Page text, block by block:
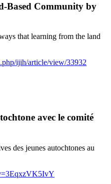
Based Community by
that learning from the land
ijih/article/view/33932
avec le comité
des jeunes autochtones au